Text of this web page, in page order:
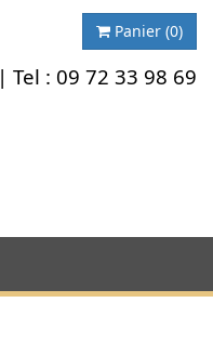
Panier (0)
| Tel : 09 72 33 98 69